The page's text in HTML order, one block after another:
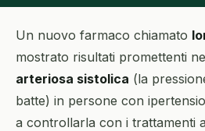
Un nuovo farmaco chiamato
mostrato risultati promettenti
arteriosa sistolica (la
batte) in persone con
a controllarla con i trattamenti